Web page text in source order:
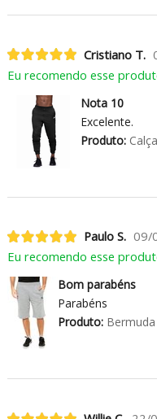
Cristiano T.
Eu recomendo esse
Nota 10
Excelente.
Produto:
Paulo S. 09/
Eu recomendo esse
Bom parabéns
Parabéns
Produto:Bermuda